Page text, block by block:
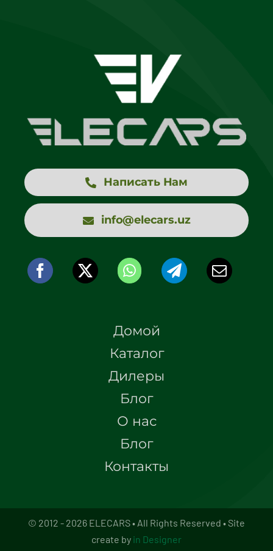
Написать Нам
info@elecars.uz
Домой
Каталог
Дилеры
Блог
О нас
Блог
Контакты
© 2012 - 2026 ELECARS • All Rights Reserved • Site
create by in Designer